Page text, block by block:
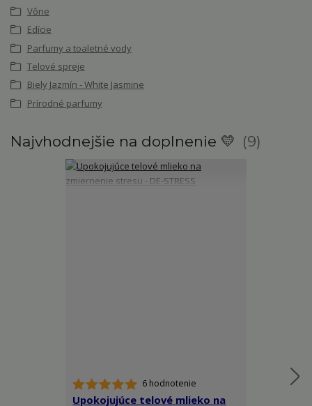
Vône
Edície
Parfumy a toaletné vody
Telové spreje
Biely Jazmín - White Jasmine
Prírodné parfumy
Najvhodnejšie na doplnenie 💛 9
6 hodnotenie
Upokojujúce telové mlieko na